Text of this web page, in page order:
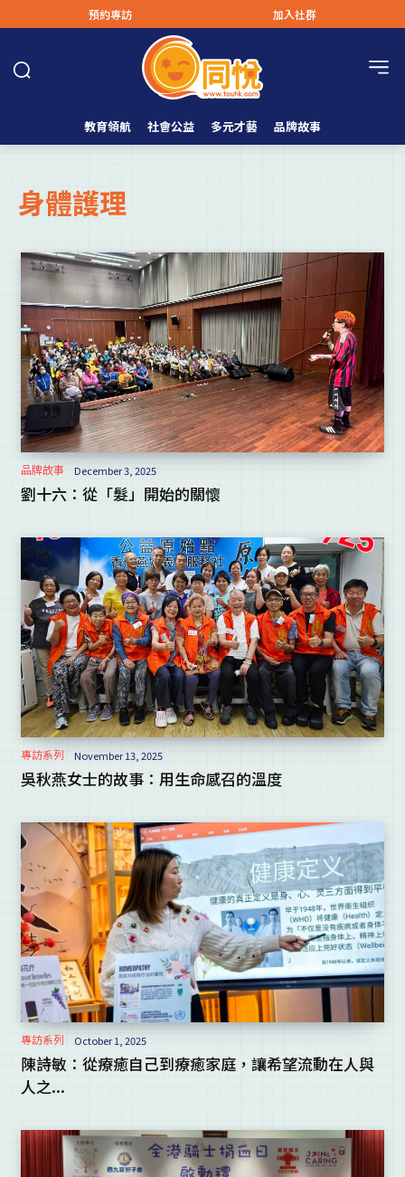
預約專訪 加入社群
教育領航 社會公益 多元才藝 品牌故事
身體護理
品牌故事 December 3, 2025
劉十六：從「髮」開始的關懷
專訪系列 November 13, 2025
吳秋燕女士的故事：用生命感召的溫度
專訪系列 October 1, 2025
陳詩敏：從療癒自己到療癒家庭，讓希望流動在人與
人之...